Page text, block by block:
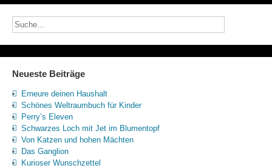
Neueste Beiträge
Erneure deinen Haushalt
Schönes Weltraumbuch für Kinder
Perry’s Eleven
Schwarzes Loch mit Jet im Blumentopf
Von Katzen und hohen Mächten
Das Ganglion
Kurioser Wunschzettel